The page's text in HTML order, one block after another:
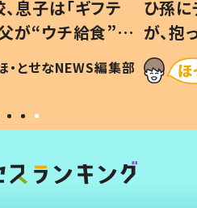
息子は「ギフテ
が“ウチ給食”を
とは #令和の親
・とせなNEWS編集部
ひ孫
が、
「涙が
い」